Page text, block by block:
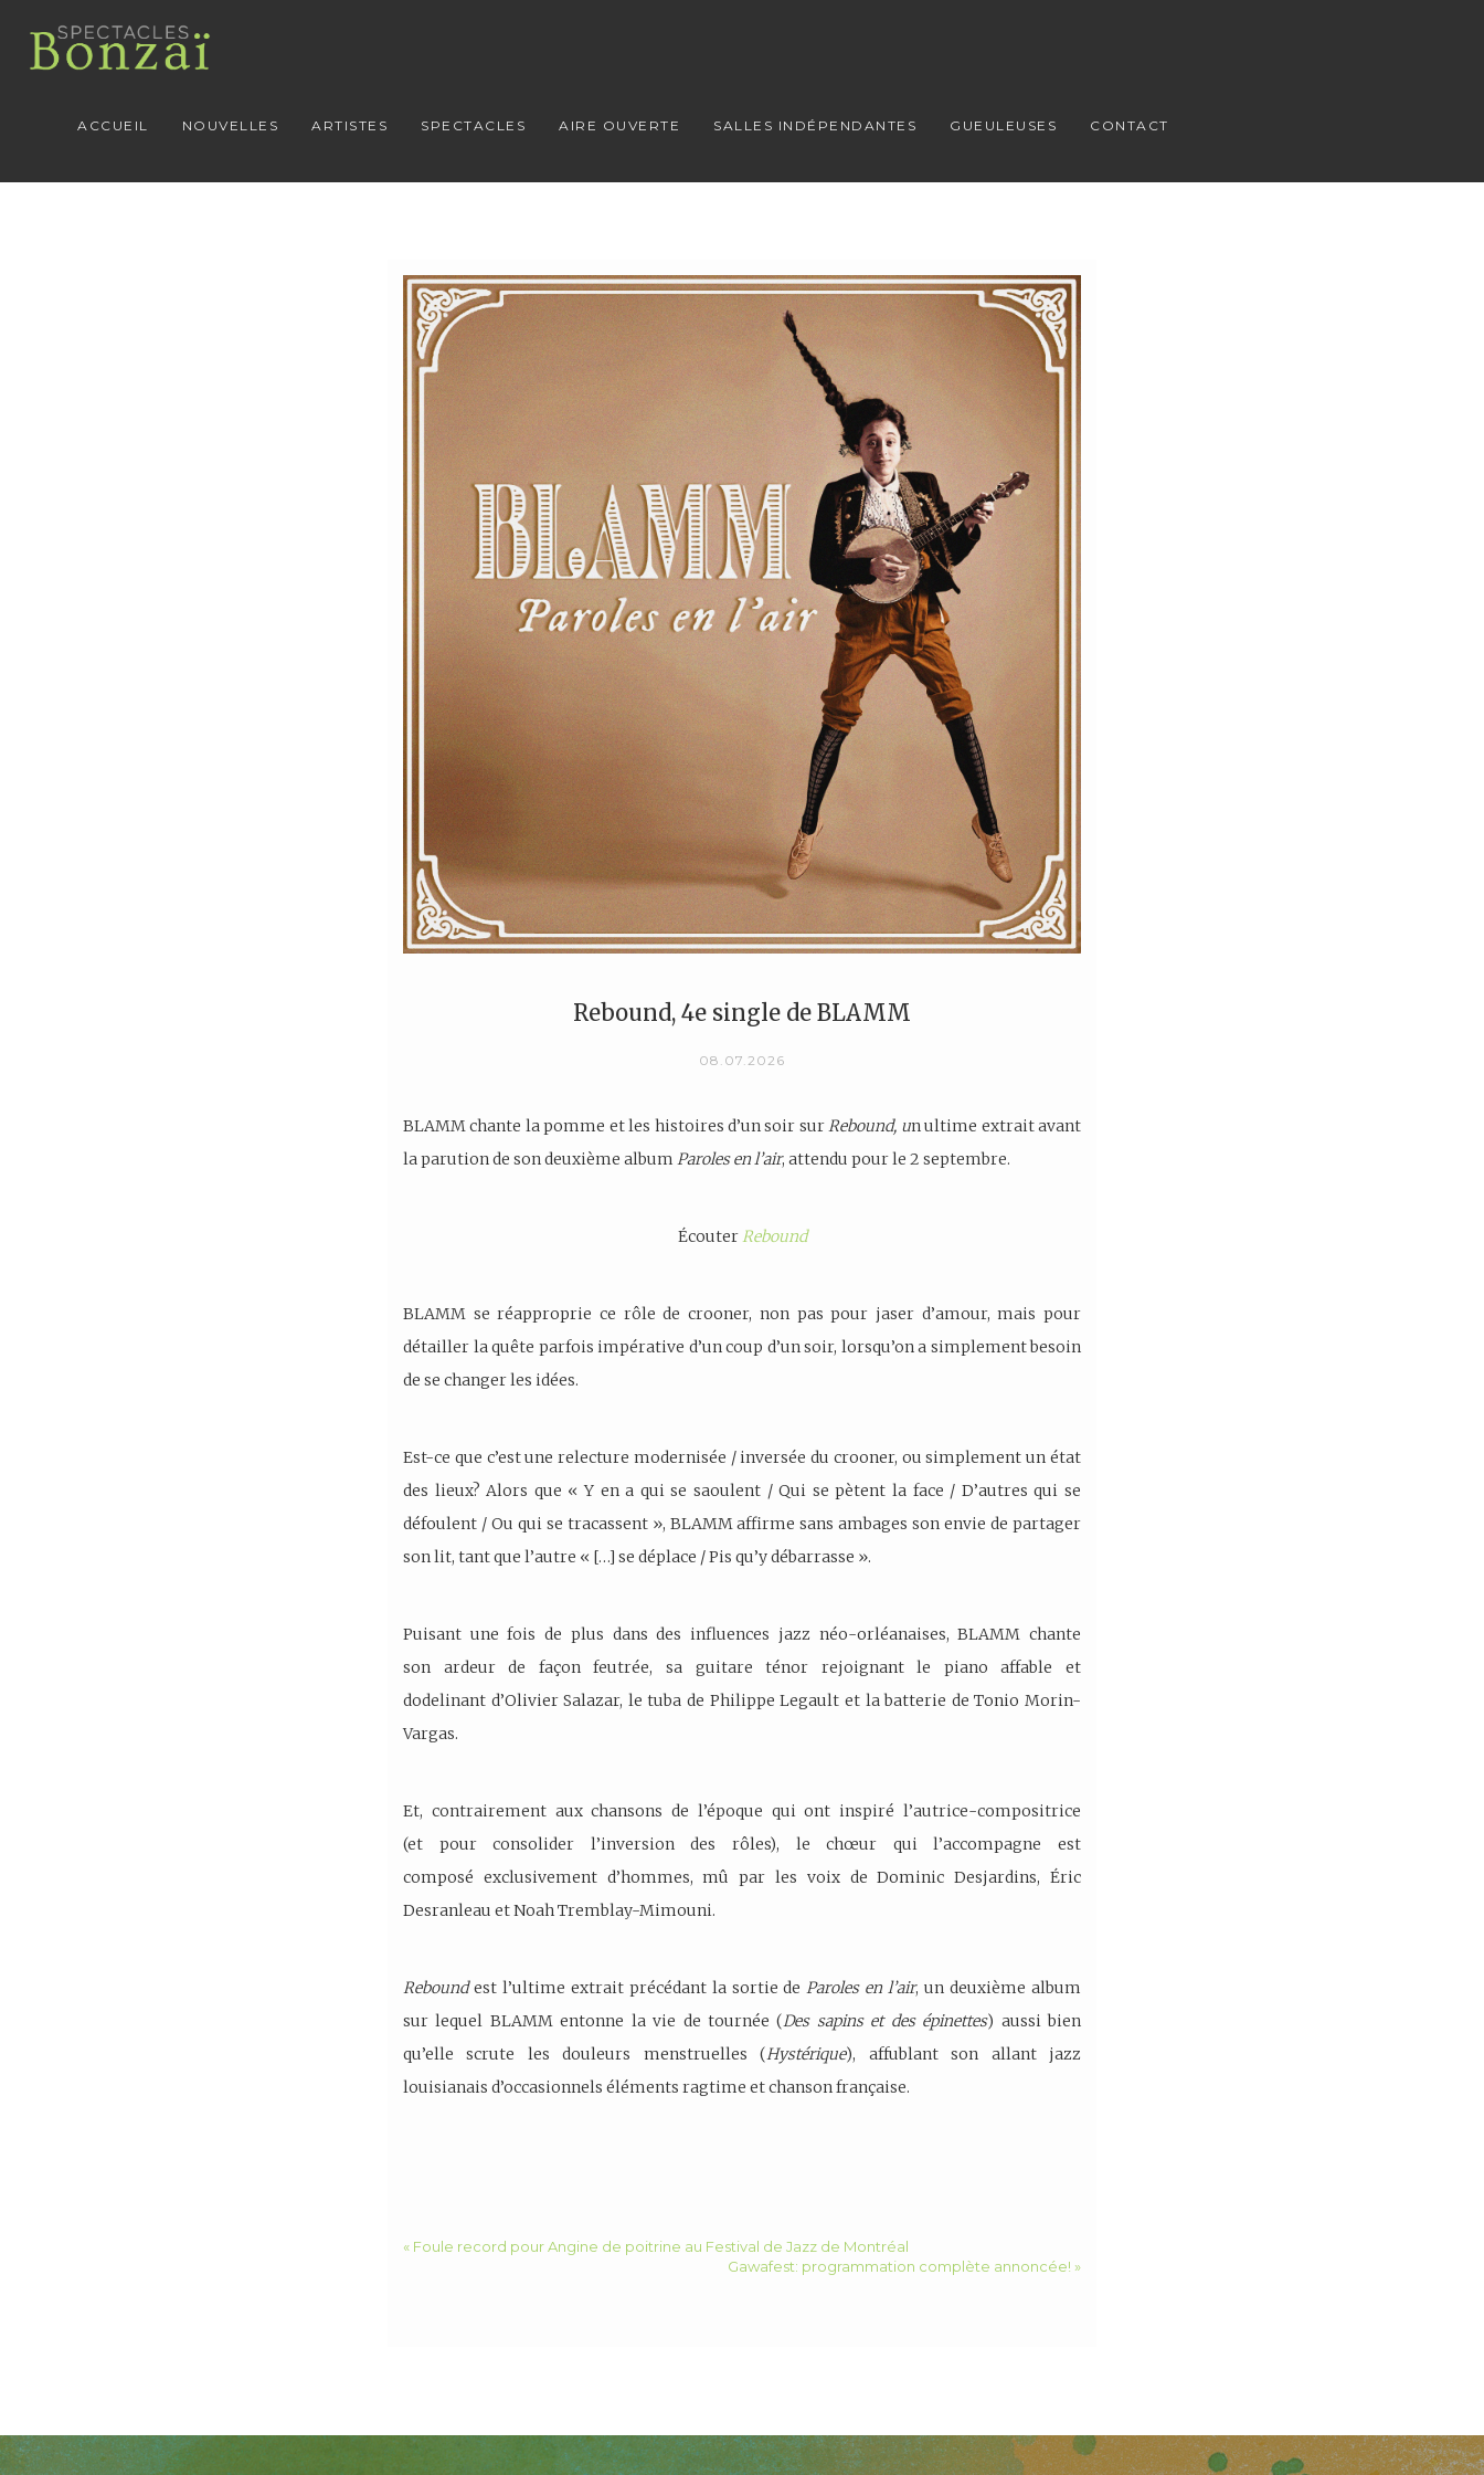
ACCUEIL NOUVELLES ARTISTES SPECTACLES AIRE OUVERTE SALLES INDÉPENDANTES GUEULEUSES CONTACT
Rebound, 4e single de BLAMM
08.07.2026
BLAMM chante la pomme et les histoires d’un soir surRebound, un ultime extrait avant
la parution de son deuxième album Paroles en l’air, attendu pour le 2 septembre.
ÉcouterRebound
BLAMM se réapproprie ce rôle de crooner, non pas pour jaser d’amour, mais pour
détailler la quête parfois impérative d’un coup d’un soir, lorsqu’on a simplement besoin
de se changer les idées.
Est-ce que c’est une relecture modernisée / inversée du crooner, ou simplement un état
des lieux? Alors que « Y en a qui se saoulent / Qui se pètent la face / D’autres qui se
défoulent / Ou qui se tracassent », BLAMM affirme sans ambages son envie de partager
son lit, tant que l’autre « […] se déplace / Pis qu’y débarrasse ».
Puisant une fois de plus dans des influences jazz néo-orléanaises, BLAMM chante
son ardeur de façon feutrée, sa guitare ténor rejoignant le piano affable et
dodelinant d’Olivier Salazar, le tuba de Philippe Legault et la batterie de Tonio Morin-
Vargas.
Et, contrairement aux chansons de l’époque qui ont inspiré l’autrice-compositrice
(et pour consolider l’inversion des rôles), le chœur qui l’accompagne est
composé exclusivement d’hommes, mû par les voix de Dominic Desjardins, Éric
Desranleau et Noah Tremblay-Mimouni.
Reboundest l’ultime extrait précédant la sortie deParoles en l’air, un deuxième album
sur lequel BLAMM entonne la vie de tournée (Des sapins et des épinettes) aussi bien
qu’elle scrute les douleurs menstruelles (Hystérique), affublant son allant jazz
louisianais d’occasionnels éléments ragtime et chanson française.
« Foule record pour Angine de poitrine au Festival de Jazz de Montréal
Gawafest: programmation complète annoncée! »